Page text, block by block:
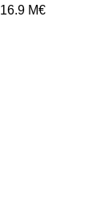
16.9 M€